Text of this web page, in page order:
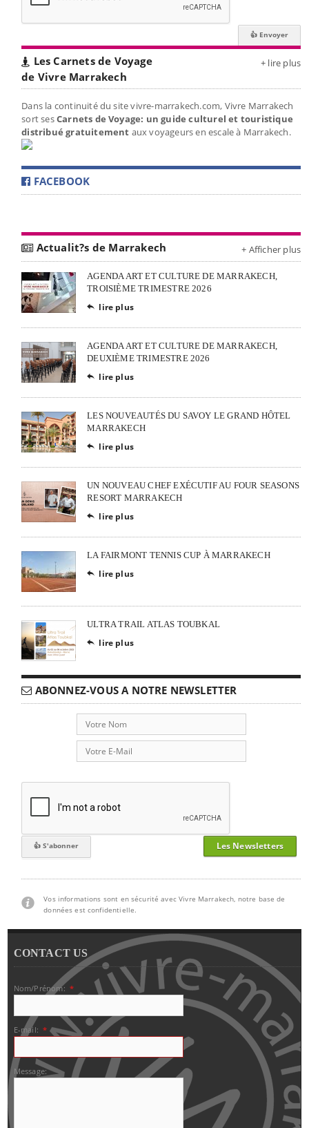
Les Carnets de Voyage
de Vivre Marrakech
+ lire plus
Dans la continuité du site vivre-marrakech.com, Vivre Marrakech
sort sesCarnets de Voyage: un guide culturel et touristique
distribué gratuitement aux voyageurs en escale à Marrakech.
FACEBOOK
Actualit?s de Marrakech + Afficher plus
AGENDA ART ET CULTURE DE MARRAKECH,
TROISIÈME TRIMESTRE 2026
 lire plus
AGENDA ART ET CULTURE DE MARRAKECH,
DEUXIÈME TRIMESTRE 2026
 lire plus
LES NOUVEAUTÉS DU SAVOY LE GRAND HÔTEL
MARRAKECH
 lire plus
UN NOUVEAU CHEF EXÉCUTIF AU FOUR SEASONS
RESORT MARRAKECH
 lire plus
LA FAIRMONT TENNIS CUP À MARRAKECH
 lire plus
ULTRA TRAIL ATLAS TOUBKAL
 lire plus
ABONNEZ-VOUS A NOTRE NEWSLETTER
Les Newsletters
Vos informations sont en sécurité avec Vivre Marrakech, notre base de
données est confidentielle.
CONTACT US
Nom/Prénom: *
E-mail: *
Message: